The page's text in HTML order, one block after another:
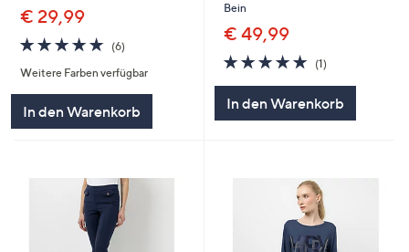
€ 29,99
5.0
von
5
(6)6
Weitere Farben verfügbar
In den Warenkorb
Bein
€ 49,99
5.0
von
(1)1
In den Warenkorb